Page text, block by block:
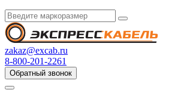
zakaz@excab.ru
8-800-201-2261
Обратный звонок